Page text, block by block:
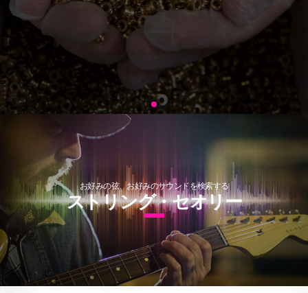
お好みの弦、お好みのサウンドを検索する
ストリング・セオリー